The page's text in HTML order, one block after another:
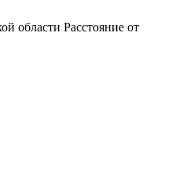
области Расстояние от